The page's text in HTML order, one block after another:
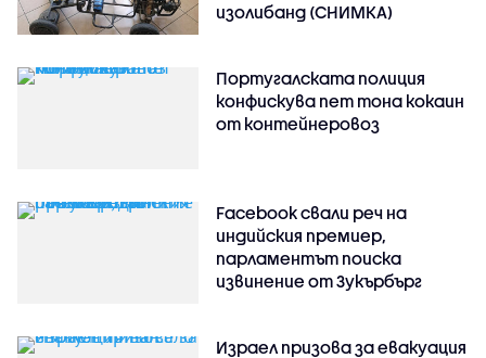
изолибанд (СНИМКА)
Португалската полиция
конфискува пет тона кокаин
от контейнеровоз
Facebook свали реч на
индийския премиер,
парламентът поиска
извинение от Зукърбърг
Израел призова за евакуация